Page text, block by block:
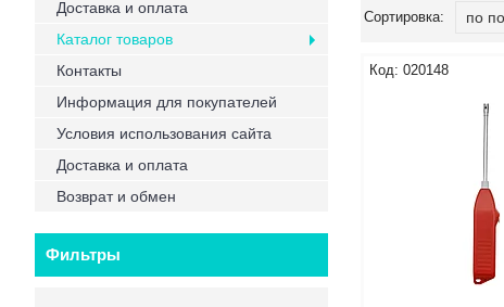
020148
Доставка и оплата
Каталог товаров
Контакты
Информация для покупателей
Условия использования сайта
Доставка и оплата
Возврат и обмен
Фильтры